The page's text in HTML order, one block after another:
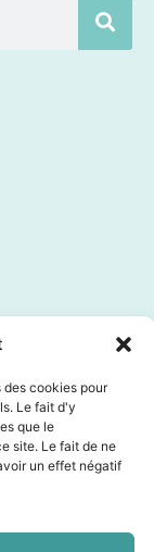
des cookies pour
Le fait d'y
que le
site. Le fait de ne
un effet négatif